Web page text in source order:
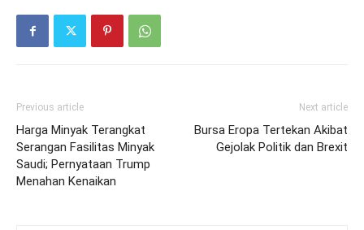
Previous article
Harga Minyak Terangkat
Serangan Fasilitas Minyak
Saudi; Pernyataan Trump
Menahan Kenaikan
Next article
Bursa Eropa Tertekan Akibat
Gejolak Politik dan Brexit